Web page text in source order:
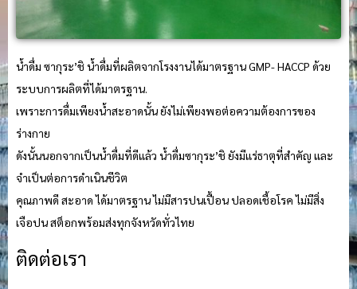
น้ำดื่ม ซากุระ’ชิ น้ำดื่มที่ผลิตจากโรงงานได้มาตรฐาน GMP- HACCP ด้วย
ระบบการผลิตที่ได้มาตรฐาน.
เพราะการดื่มเพียงน้ำสะอาดนั้น ยังไม่เพียงพอต่อความต้องการของ
ร่างกาย
ดังนั้นนอกจากเป็นน้ำดื่มที่ดีแล้ว น้ำดื่มซากุระ’ชิ ยังมีแร่ธาตุที่สำคัญ และ
จำเป็นต่อการดำเนินชีวิต
คุณภาพดี สะอาด ได้มาตรฐาน ไม่มีสารปนเปื้อน ปลอดเชื้อโรค ไม่มีสิ่ง
เจือปน สต็อกพร้อมส่งทุกจังหวัดทั่วไทย
ติดต่อเรา